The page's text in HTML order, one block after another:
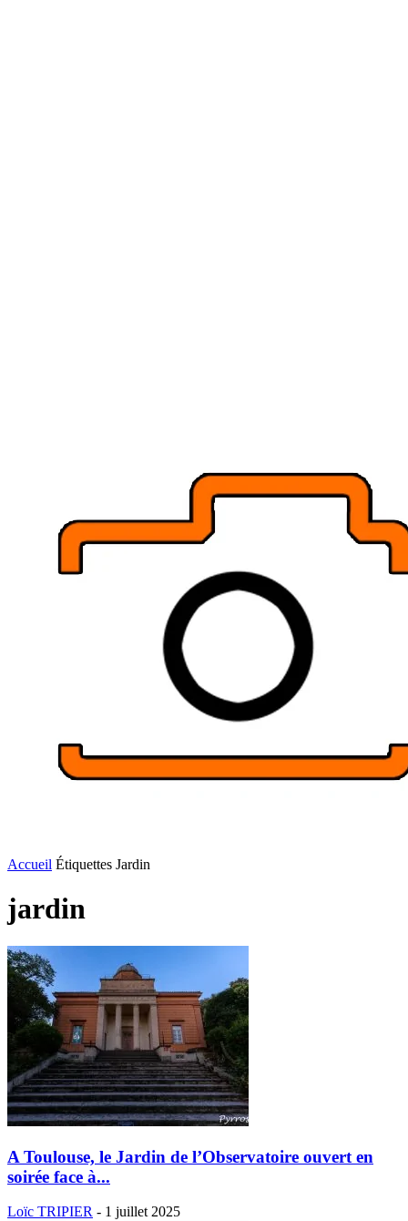
Accueil Étiquettes Jardin
jardin
A Toulouse, le Jardin de l’Observatoire ouvert en
soirée face à...
Loïc TRIPIER - 1 juillet 2025